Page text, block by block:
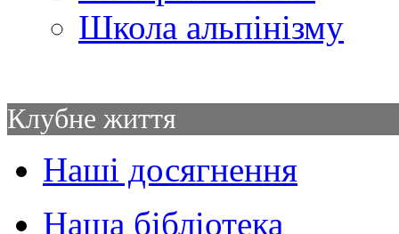
Школа альпінізму
Клубне життя
Наші досягнення
Наша бібліотека